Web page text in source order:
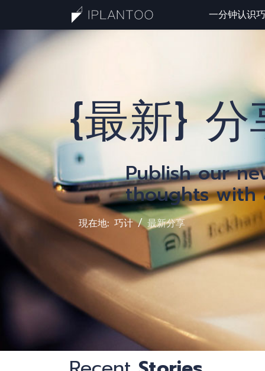
一分钟认识
一
钟
{最新} 分
Publish our
thoughts with
現在地: 巧计 最新分享